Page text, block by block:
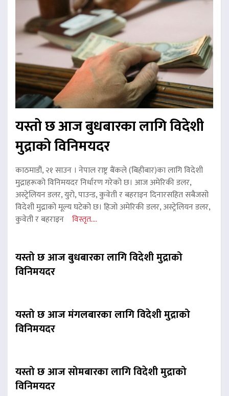
यस्तो छ आज बुधबारका लागि विदेशी
मुद्राको विनिमयदर
काठमाडौं, २१ साउन । नेपाल राष्ट्र बैंकले (बिहीबार)का लागि विदेशी
मुद्राहरूको विनिमयदर निर्धारण गरेको छ। आज अमेरिकी डलर,
अस्ट्रेलियन डलर, युरो, पाउन्ड, कुवेती र बहराइन दिनारसहित सबैजसो
विदेशी मुद्राको मूल्य घटेको छ। हिजो अमेरिकी डलर, अस्ट्रेलियन डलर,
कुवेती र बहराइन विस्तृत....
यस्तो छ आज बुधबारका लागि विदेशी मुद्राको
विनिमयदर
यस्तो छ आज मंगलबारका लागि विदेशी मुद्राको
विनिमयदर
यस्तो छ आज सोमबारका लागि विदेशी मुद्राको
विनिमयदर